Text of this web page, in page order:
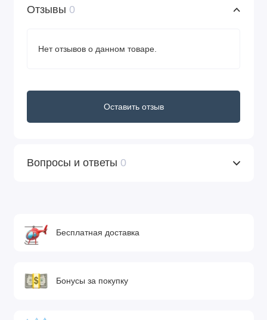
Отзывы 0
Нет отзывов о данном товаре.
Оставить отзыв
Вопросы и ответы 0
Бесплатная доставка
Бонусы за покупку